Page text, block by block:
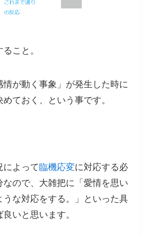
こと。
情が動く事象」が発生した時に
ておく、という事です。
によって 臨機応変に対応する必
なので、大雑把に「愛情を思い
うな対応をする。」といった具
いと思います。